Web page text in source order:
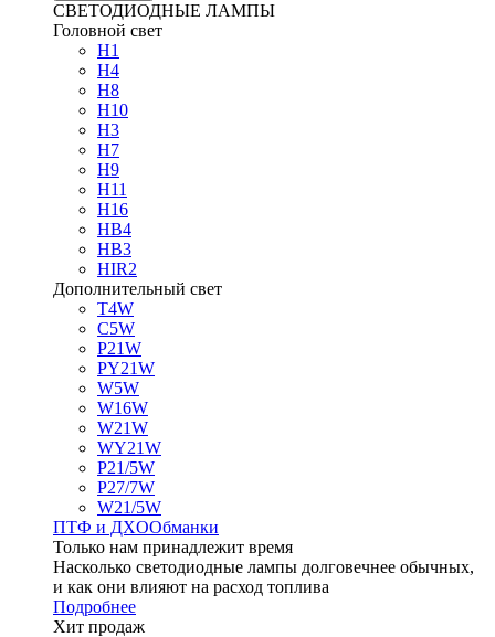
СВЕТОДИОДНЫЕ ЛАМПЫ
Головной свет
H1
H4
H8
H10
H3
H7
H9
H11
H16
HB4
HB3
HIR2
Дополнительный свет
T4W
C5W
P21W
PY21W
W5W
W16W
W21W
WY21W
P21/5W
P27/7W
W21/5W
ПТФ и ДXООбманки
Только нам принадлежит время
Насколько светодиодные лампы долговечнее обычных,
и как они влияют на расход топлива
Подробнее
Хит продаж